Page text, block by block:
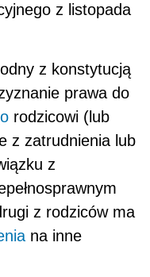
z listopada
z konstytucją
prawa do
rodzicowi (lub
z zatrudnienia lub
z
z rodziców ma
na inne